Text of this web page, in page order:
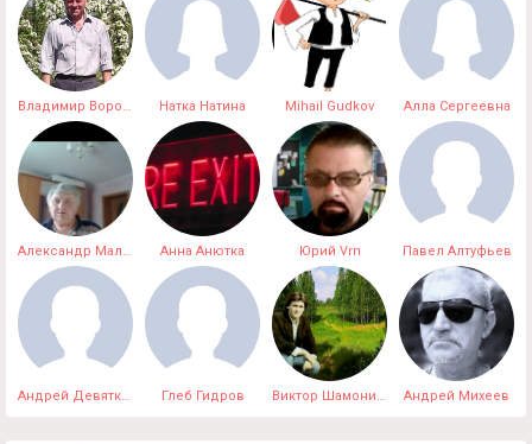
Владимир Воробьев Натка Натина Mihail Gudkov Алла Сергеевна
Александр Мальцев Анна Анютка Юрий Vrn Павел Алтуфьев
Андрей Девяткин Глеб Гидров Виктор ШамонинВерсенев Андрей Михеев